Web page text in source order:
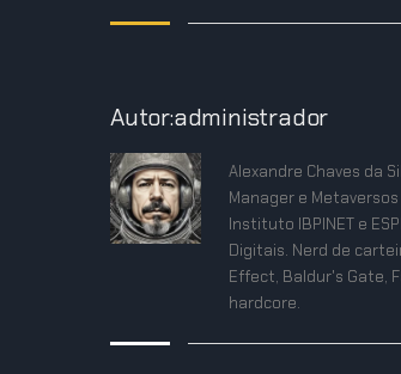
Autor:administrador
Alexandre Chaves da
Manager e
Instituto IBPINET e
Digitais. Nerd de
Effect, Baldur's Gate,
hardcore.